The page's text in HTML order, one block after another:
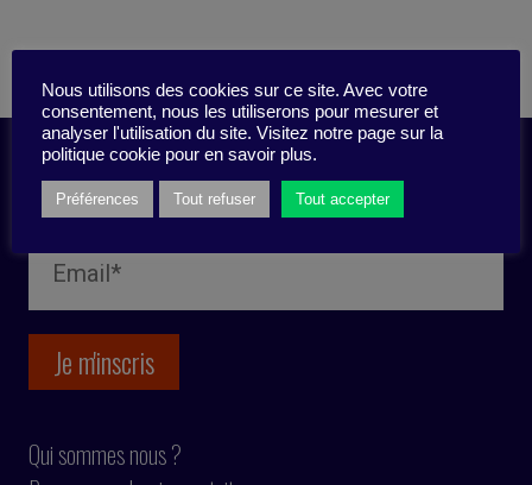
Inscription newsletter
Qui sommes nous ?
Nous utilisons des cookies sur ce site. Avec votre
consentement, nous les utiliserons pour mesurer et
analyser l'utilisation du site. Visitez notre page sur la
politique cookie pour en savoir plus.
Préférences Tout refuser Tout accepter